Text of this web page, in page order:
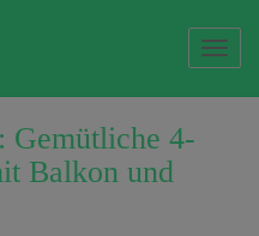
Gemütliche 4-
Balkon und